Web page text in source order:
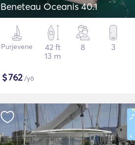
Beneteau Oceanis 40.1
Purjevene
42 ft
13 m
8 3
$762/yö